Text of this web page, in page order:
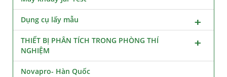
Dụng cụ lấy mẫu
THIẾT BỊ PHÂN TÍCH TRONG PHÒNG THÍ
NGHIỆM
Novapro- Hàn Quốc